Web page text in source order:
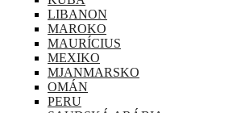
LIBANON
MAROKO
MAURÍCIUS
MEXIKO
MJANMARSKO
OMÁN
PERU